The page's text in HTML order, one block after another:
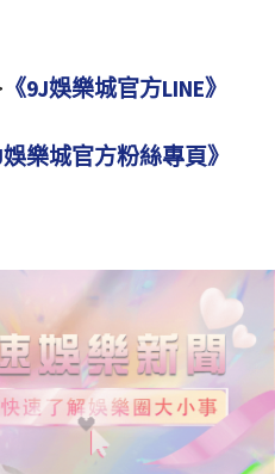
《9J娛樂城官方LINE》
娛樂城官方粉絲專頁》